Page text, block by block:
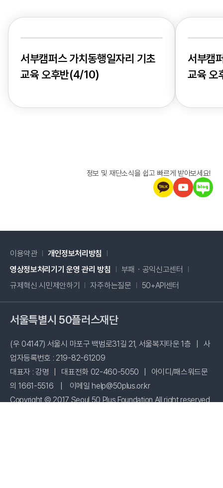
서부캠퍼스 가치동행일자리 기초
교육 오후반(4/10)
서부캠
교육
정보 및 재단소식을 쉽고 빠르게 받아보세요!
이용약관
개인정보처리방침
영상정보처리기기 운영 관리 방침
부패・공익신고센터 새창 열림
규제혁신 시민제안하기 새창 열림
자주하는질문 50+API센터
서울특별시 50플러스재단
(우 04147) 서울시 마포구 백범로31길 21, 서울복지타운 1층
사
업자등록번호 : 219-82-61209
대표자 : 강명
대표전화 02-460-5050
아이디/패스워드문
의 1661-5516
이메일 help@50plus.or.kr
Copyright © 2017 Seoul 50 Plus Foundation All right reserved